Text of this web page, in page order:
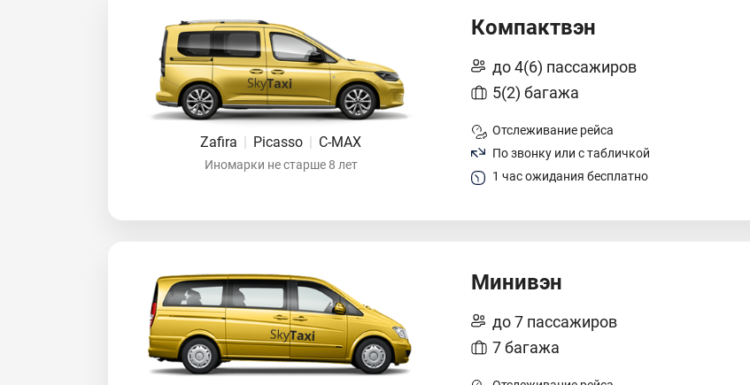
Zafira | Picasso | C-MAX
Иномарки не старше 8 лет
Компактвэн
до 4(6) пассажиров
5(2) багажа
Отслеживание рейса
По звонку или с табличкой
1 час ожидания бесплатно
Минивэн
до 7 пассажиров
7 багажа